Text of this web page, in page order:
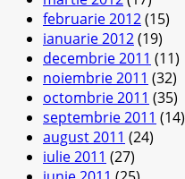
februarie 2012(15)
ianuarie 2012(19)
decembrie 2011 (11)
noiembrie 2011 (32)
octombrie 2011 (35)
septembrie 2011 (14)
august 2011 (24)
iulie 2011 (27)